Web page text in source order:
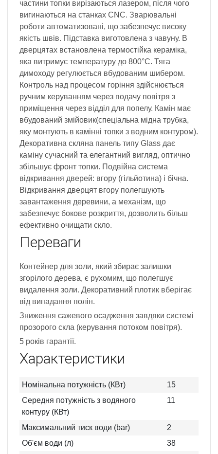
частини топки вирізаються лазером, після чого
вигинаються на станках CNC. Зварювальні
роботи автоматизовані, що забезпечує високу
якість швів. Підставка виготовлена з чавуну. В
дверцятах встановлена термостійка кераміка,
яка витримує температуру до 800°C. Тяга
димоходу регулюється вбудованим шибером.
Контроль над процесом горіння здійснюється
ручним керуванням через подачу повітря з
приміщення через відділ для попелу. Камін має
вбудований змійовик(спеціальна мідна трубка,
яку монтують в камінні топки з водним контуром).
Декоративна скляна панель типу Glass дає
каміну сучасний та елегантний вигляд, оптично
збільшує фронт топки. Подвійна система
відкривання дверей: вгору (гільйотина) і бічна.
Відкривання дверцят вгору полегшують
завантаження деревини, а механізм, що
забезпечує бокове розкриття, дозволить більш
ефективно очищати скло.
Переваги
Контейнер для золи, який збирає залишки
згорілого дерева, є рухомим, що полегшує
видалення золи. Декоративний плотик вберігає
від випадання полін.
Зниження сажевого осадження завдяки системі
прозорого скла (керування потоком повітря).
5 років гарантії.
Характеристики
Номінальна потужність (КВт)
15
Середня потужність з водяного
контуру (КВт)
11
Максимальний тиск води (bar)
2
Об'єм води (л)
38